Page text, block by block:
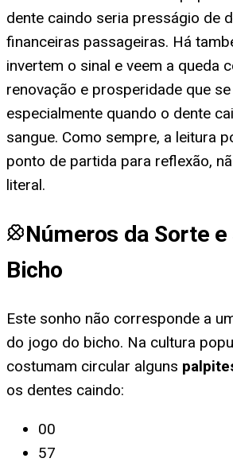
dente caindo seria presságio de
financeiras passageiras. Há
invertem o sinal e veem a queda
renovação e prosperidade que
especialmente quando o dente
sangue. Como sempre, a leitura
ponto de partida para reflexão,
literal.
Números da Sorte
Bicho
Este sonho não corresponde a
do jogo do bicho. Na cultura
costumam circular alguns
os dentes caindo:
00
57